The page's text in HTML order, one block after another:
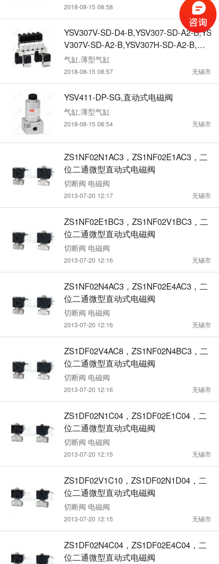
2018-08-15 08:58 无锡市
YSV307V-SD-D4-B,YSV307-SD-A2-B,YS
V307V-SD-A2-B,YSV307H-SD-A2-B,直
动式电磁阀
气缸,薄型气缸
2018-08-15 08:57 无锡市
YSV411-DP-SG,直动式电磁阀
气缸,薄型气缸
2018-08-15 08:54 无锡市
ZS1NF02N1AC3，ZS1NF02E1AC3，二
位二通微型直动式电磁阀
切断阀 电磁阀
2013-07-20 12:17 无锡市
ZS1NF02E1BC3，ZS1NF02V1BC3，二
位二通微型直动式电磁阀
切断阀 电磁阀
2013-07-20 12:16 无锡市
ZS1NF02N4AC3，ZS1NF02E4AC3，二
位二通微型直动式电磁阀
切断阀 电磁阀
2013-07-20 12:16 无锡市
ZS1DF02V4AC8，ZS1NF02N4BC3，二
位二通微型直动式电磁阀
切断阀 电磁阀
2013-07-20 12:16 无锡市
ZS1DF02N1C04，ZS1DF02E1C04，二
位二通微型直动式电磁阀
切断阀 电磁阀
2013-07-20 12:15 无锡市
ZS1DF02V1C10，ZS1DF02N1D04，二
位二通微型直动式电磁阀
切断阀 电磁阀
2013-07-20 12:15 无锡市
ZS1DF02N4C04，ZS1DF02E4C04，二
位二通微型直动式电磁阀